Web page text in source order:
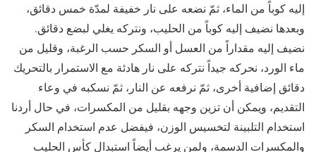
إليه كوباً من الماء، ثمّ نضعه على نار خفيفة لمدّة خمس دقائق،
وبعدها نضيف إليه كوباً من الحليب، ونتركه يغلي لبضع دقائق.
نضيف إليه مقداراً من العسل أو السكر حسب الرغبة، وقليل من
ماء الورد، نحركه جيداً نتركه على نار هادئة مع الاستمرار بالتحريك
دقائق إضافية أخرى، ثمّ نرفعه عن النار، ثمّ نسكبه في وعاء
التقديم، ويمكن أن تزين وجهه بقليل من المكسرات، في حال أردنا
استخدام التلبينة لتخسيس الوزن، فيفضل عدم استخدام السكر
والمكسرات الدسمة، ولمن يرغب أيضاً استبدال كأس الحليب